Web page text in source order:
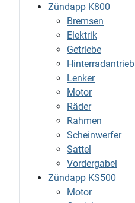
Zündapp K800
Bremsen
Elektrik
Getriebe
Hinterradantrieb
Lenker
Motor
Räder
Rahmen
Scheinwerfer
Sattel
Vordergabel
Zündapp KS500
Motor